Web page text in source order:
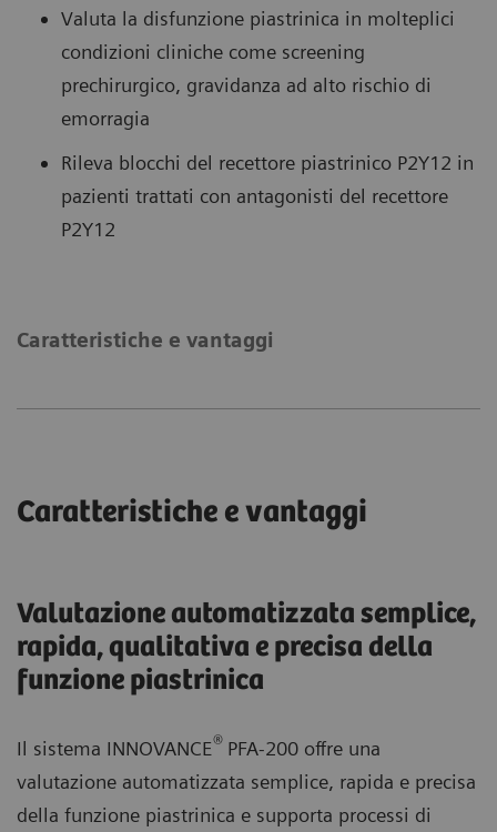
Valuta la disfunzione piastrinica in molteplici
condizioni cliniche come screening
prechirurgico, gravidanza ad alto rischio di
emorragia
Rileva blocchi del recettore piastrinico P2Y12 in
pazienti trattati con antagonisti del recettore
P2Y12
Caratteristiche e vantaggi
Caratteristiche e vantaggi
Valutazione automatizzata semplice,
rapida, qualitativa e precisa della
funzione piastrinica
Il sistema INNOVANCE® PFA-200 offre una
valutazione automatizzata semplice, rapida e precisa
della funzione piastrinica e supporta processi di